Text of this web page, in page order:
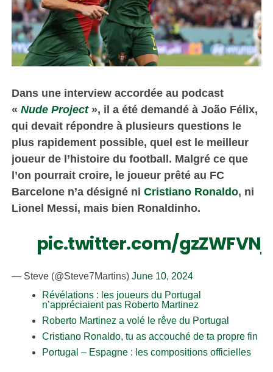
Dans une interview accordée au podcast
« Nude Project», il a été demandé à João Félix,
qui devait répondre à plusieurs questions le
plus rapidement possible, quel est le meilleur
joueur de l’histoire du football. Malgré ce que
l’on pourrait croire, le joueur prêté au FC
Barcelone n’a désigné ni Cristiano Ronaldo, ni
Lionel Messi, mais bien Ronaldinho.
pic.twitter.com/
— Steve (@Steve7Martins) June 10, 2024
Révélations : les joueurs du Portugal
n’appréciaient pas Roberto Martinez
Roberto Martinez a volé le rêve du Portugal
Cristiano Ronaldo, tu as accouché de ta propre fin
Portugal – Espagne : les compositions officielles